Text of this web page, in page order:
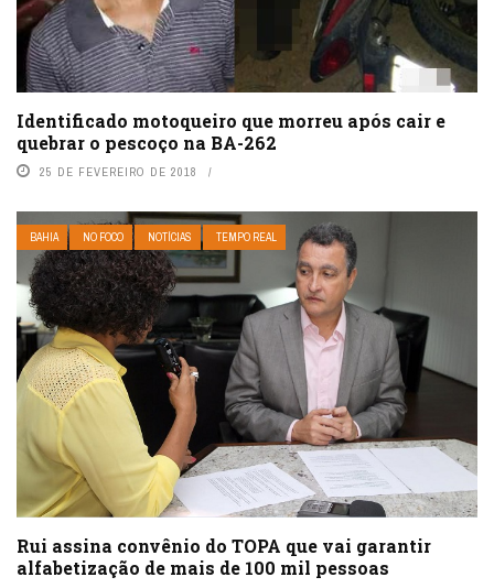
Identificado motoqueiro que morreu após cair e
quebrar o pescoço na BA-262
25 DE FEVEREIRO DE 2018
BAHIA NO FOCO NOTÍCIAS TEMPO REAL
Rui assina convênio do TOPA que vai garantir
alfabetização de mais de 100 mil pessoas